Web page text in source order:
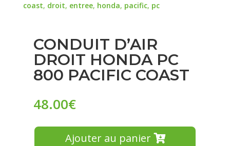
coast, droit, entree, honda, pacific, pc
CONDUIT D’AIR
DROIT HONDA PC
800 PACIFIC COAST
48.00€
Ajouter au panier